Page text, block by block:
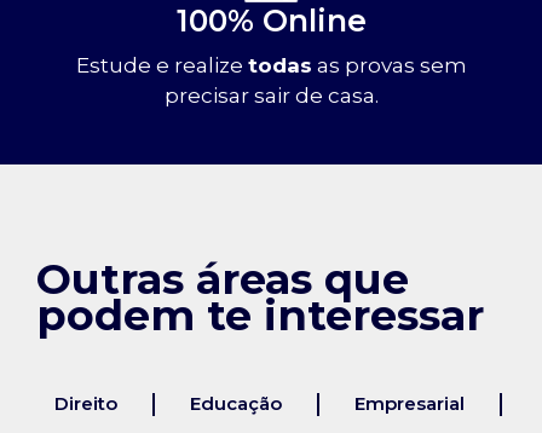
100% Online
Estude e realize todas as provas sem
precisar sair de casa.
Outras áreas que
podem te interessar
Direito Educação Empresarial